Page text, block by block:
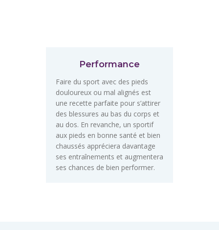
Performance
Faire du sport avec des pieds
douloureux ou mal alignés est
une recette parfaite pour s’attirer
des blessures au bas du corps et
au dos. En revanche, un sportif
aux pieds en bonne santé et bien
chaussés appréciera davantage
ses entraînements et augmentera
ses chances de bien performer.